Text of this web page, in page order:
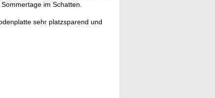
im Schatten.
sehr platzsparend und